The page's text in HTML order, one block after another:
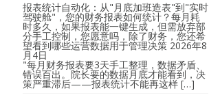
报表统计自动化：从"月底加班造表"到"实时
驾驶舱"，您的财务报表如何统计？每月耗
时多久，如果报表能一键生成，但需放弃部
分手工控制，您愿意吗，除了财务，您还希
望看到哪些运营数据用于管理决策 2026年8
月4日
"每月财务报表要3天手工整理，数据矛盾、
错误百出。院长要的数据月底才能看到，决
策严重滞后——报表统计不能再这样 […]